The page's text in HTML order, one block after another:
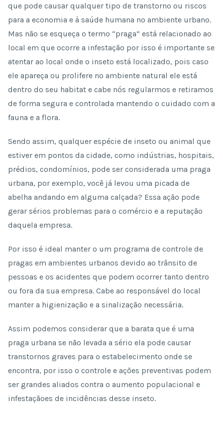
que pode causar qualquer tipo de transtorno ou riscos
para a economia e à saúde humana no ambiente urbano.
Mas não se esqueça o termo “praga” está relacionado ao
local em que ocorre a infestação por isso é importante se
atentar ao local onde o inseto está localizado, pois caso
ele apareça ou prolifere no ambiente natural ele está
dentro do seu habitat e cabe nós regularmos e retiramos
de forma segura e controlada mantendo o cuidado com a
fauna e a flora.
Sendo assim, qualquer espécie de inseto ou animal que
estiver em pontos da cidade, como indústrias, hospitais,
prédios, condomínios, pode ser considerada uma praga
urbana, por exemplo, você já levou uma picada de
abelha andando em alguma calçada? Essa ação pode
gerar sérios problemas para o comércio e a reputação
daquela empresa.
Por isso é ideal manter o um programa de controle de
pragas em ambientes urbanos devido ao trânsito de
pessoas e os acidentes que podem ocorrer tanto dentro
ou fora da sua empresa. Cabe ao responsável do local
manter a higienização e a sinalização necessária.
Assim podemos considerar que a barata que é uma
praga urbana se não levada a sério ela pode causar
transtornos graves para o estabelecimento onde se
encontra, por isso o controle e ações preventivas podem
ser grandes aliados contra o aumento populacional e
infestaçãoes de incidências desse inseto.